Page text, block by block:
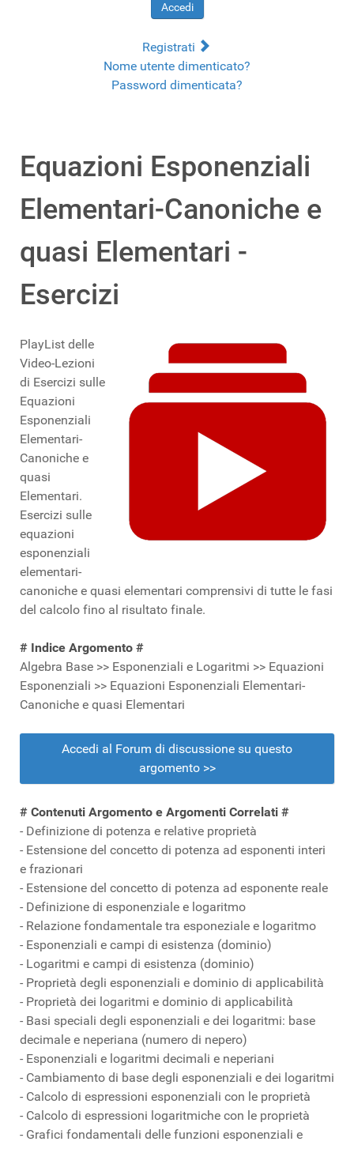
Accedi
Registrati
Nome utente dimenticato?
Password dimenticata?
Equazioni Esponenziali
Elementari-Canoniche e
quasi Elementari -
Esercizi
PlayList delle
Video-Lezioni
di Esercizi sulle
Equazioni
Esponenziali
Elementari-
Canoniche e
quasi
Elementari.
Esercizi sulle
equazioni
esponenziali
elementari-
canoniche e quasi elementari comprensivi di tutte le fasi
del calcolo fino al risultato finale.
# Indice Argomento #
Algebra Base >> Esponenziali e Logaritmi >> Equazioni
Esponenziali >> Equazioni Esponenziali Elementari-
Canoniche e quasi Elementari
Accedi al Forum di discussione su questo
argomento >>
# Contenuti Argomento e Argomenti Correlati #
- Definizione di potenza e relative proprietà
- Estensione del concetto di potenza ad esponenti interi
e frazionari
- Estensione del concetto di potenza ad esponente reale
- Definizione di esponenziale e logaritmo
- Relazione fondamentale tra esponeziale e logaritmo
- Esponenziali e campi di esistenza (dominio)
- Logaritmi e campi di esistenza (dominio)
- Proprietà degli esponenziali e dominio di applicabilità
- Proprietà dei logaritmi e dominio di applicabilità
- Basi speciali degli esponenziali e dei logaritmi: base
decimale e neperiana (numero di nepero)
- Esponenziali e logaritmi decimali e neperiani
- Cambiamento di base degli esponenziali e dei logaritmi
- Calcolo di espressioni esponenziali con le proprietà
- Calcolo di espressioni logaritmiche con le proprietà
- Grafici fondamentali delle funzioni esponenziali e